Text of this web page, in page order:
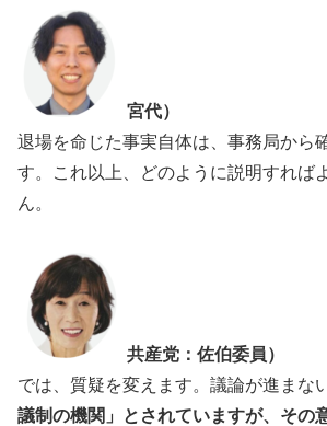
宮代）
退場を命じた事実自体は、事務局から
す。これ以上、どのように説明すれば
ん。
共産党：佐伯委員）
では、質疑を変えます。議論が進まな
議制の機関」とされていますが、その